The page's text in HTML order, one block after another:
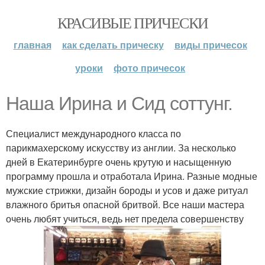
КРАСИВЫЕ ПРИЧЕСКИ
главная как сделать прическу
виды причесок
уроки
фото причесок
Наша Ирина и Сид соттунг.
Специалист международного класса по
парикмахерскому искусству из англии. За несколько
дней в Екатеринбурге очень крутую и насыщенную
программу прошла и отработала Ирина. Разные модные
мужские стрижки, дизайн бороды и усов и даже ритуал
влажного бритья опасной бритвой. Все наши мастера
очень любят учиться, ведь нет предела совершенству